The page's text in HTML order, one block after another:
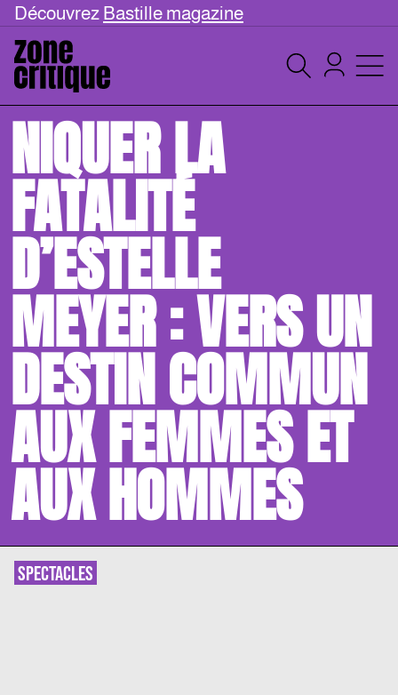
Découvrez Bastille magazine
NIQUER LA
FATALITÉ
D’ESTELLE
MEYER : VERS UN
DESTIN COMMUN
AUX FEMMES ET
AUX HOMMES
SPECTACLES